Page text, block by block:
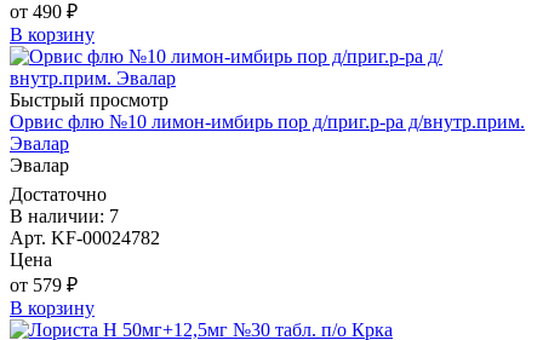
от 490 ₽
В корзину
Быстрый просмотр
Орвис флю №10 лимон-имбирь пор д/приг.р-ра д/внутр.прим.
Эвалар
Эвалар
Достаточно
В наличии: 7
Арт. KF-00024782
Цена
от 579 ₽
В корзину